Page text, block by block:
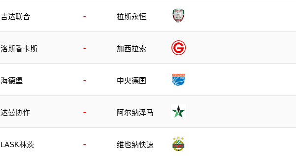
吉达联合 - 拉斯永恒
洛斯香卡斯 - 加西拉索
海德堡 - 中央德国
达曼协作 - 阿尔纳泽马
LASK林茨 - 维也纳快速